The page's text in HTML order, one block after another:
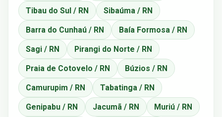
Tibau do Sul / RN Sibaúma / RN
Barra do Cunhaú / RN Baía Formosa / RN
Sagi / RN Pirangi do Norte / RN
Praia de Cotovelo / RN Búzios / RN
Camurupim / RN Tabatinga / RN
Genipabu / RN Jacumã / RN Muriú / RN